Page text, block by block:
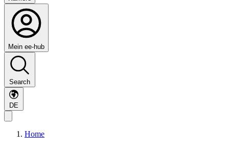
Mein ee-hub
Search
DE
Home